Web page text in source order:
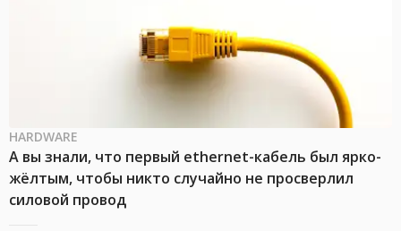
HARDWARE
А вы знали, что первый ethernet-кабель был ярко-
жёлтым, чтобы никто случайно не просверлил
силовой провод